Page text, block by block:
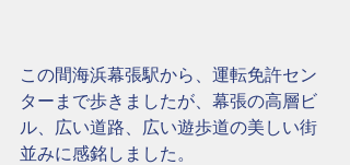
この間海浜幕張駅から、運転免許セン
ターまで歩きましたが、幕張の高層ビ
ル、広い道路、広い遊歩道の美しい街
並みに感銘しました。